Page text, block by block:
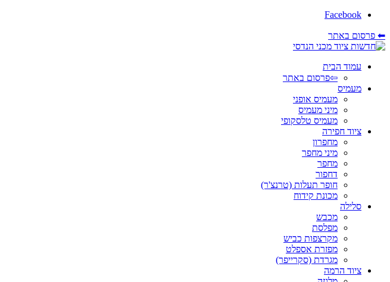
Facebook
⬅ פרסום באתר
עמוד הבית
⇦פרסום באתר
מעמיס
מעמיס אופני
מיני מעמיס
מעמיס טלסקופי
ציוד חפירה
מחפרון
מיני מחפר
מחפר
דחפור
חופר תעלות (טרנצ'ר)
מכונת קידוח
סלילה
מכבש
מפלסת
מקרצפות כביש
מפזרת אספלט
מגרדת (סקרייפר)
ציוד הרמה